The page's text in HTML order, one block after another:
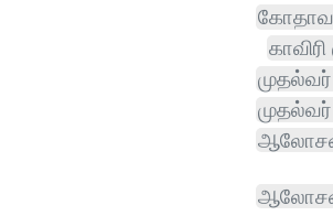
முதல்வர்